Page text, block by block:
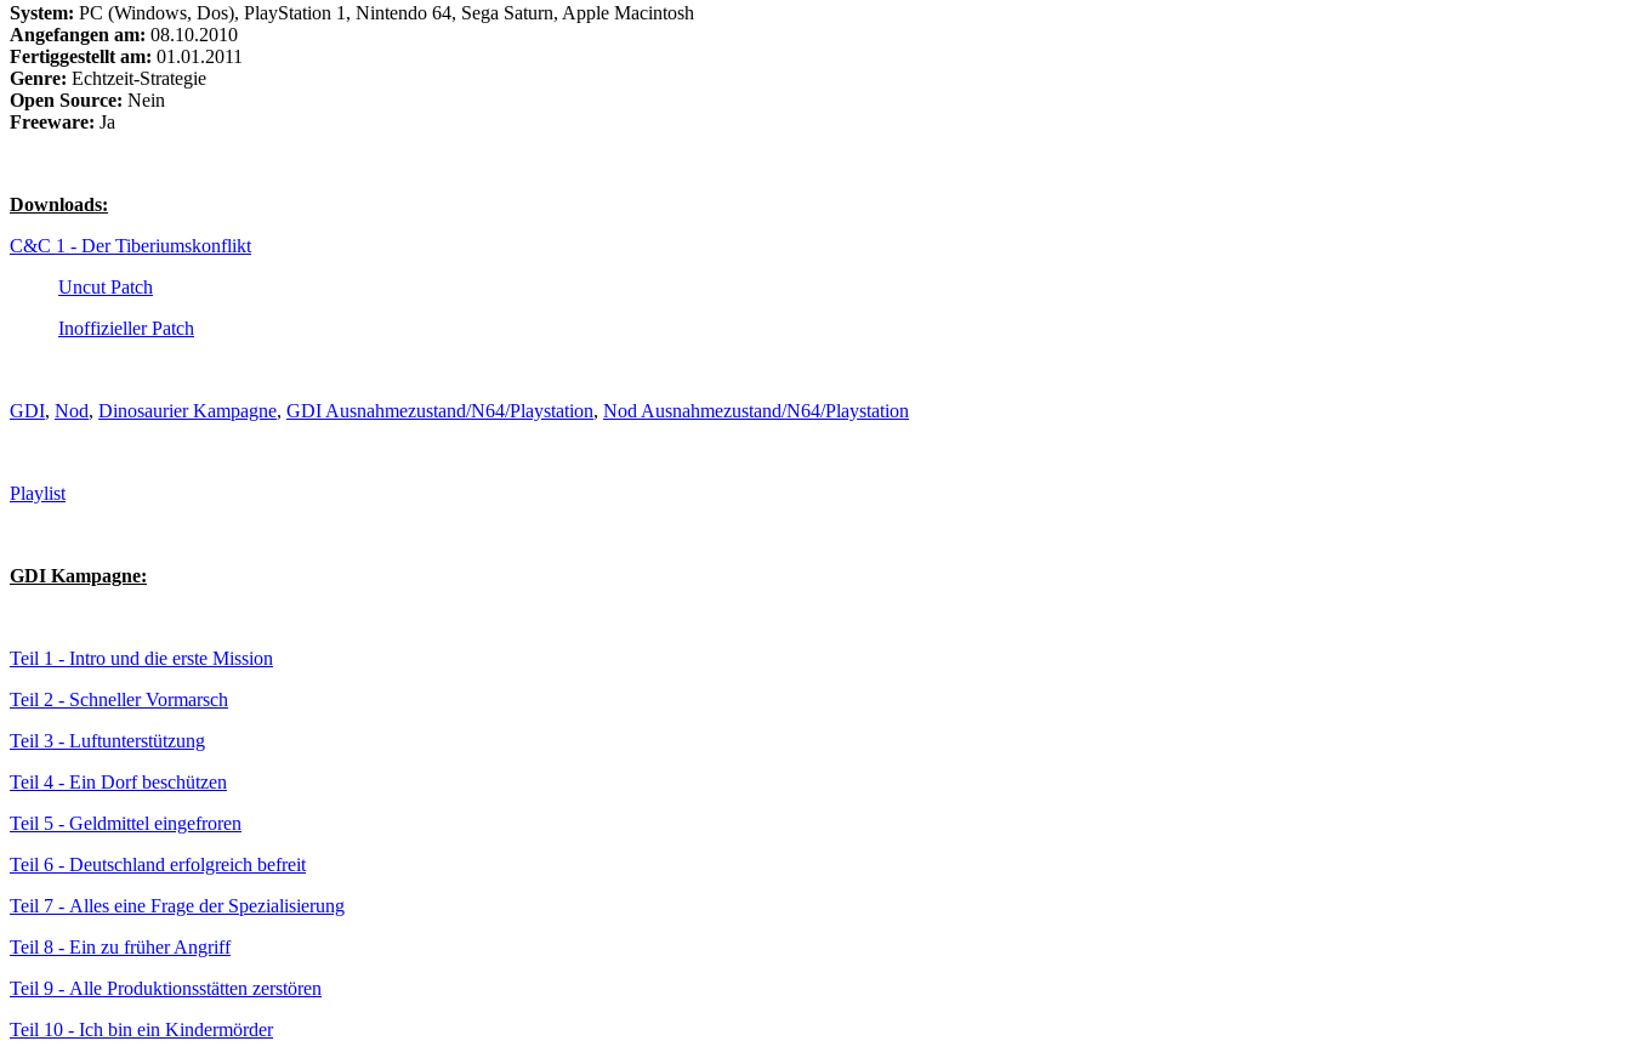
System: PC (Windows, Dos), PlayStation 1, Nintendo 64, Sega Saturn, Apple Macintosh
Angefangen am: 08.10.2010
Fertiggestellt am: 01.01.2011
Genre: Echtzeit-Strategie
Open Source: Nein
Freeware: Ja
Downloads:
C&C 1 - Der Tiberiumskonflikt
Uncut Patch
Inoffizieller Patch
GDI, Nod, Dinosaurier Kampagne, GDI Ausnahmezustand/N64/Playstation, Nod Ausnahmezustand/N64/Playstation
Playlist
GDI Kampagne:
Teil 1 - Intro und die erste Mission
Teil 2 - Schneller Vormarsch
Teil 3 - Luftunterstützung
Teil 4 - Ein Dorf beschützen
Teil 5 - Geldmittel eingefroren
Teil 6 - Deutschland erfolgreich befreit
Teil 7 - Alles eine Frage der Spezialisierung
Teil 8 - Ein zu früher Angriff
Teil 9 - Alle Produktionsstätten zerstören
Teil 10 - Ich bin ein Kindermörder